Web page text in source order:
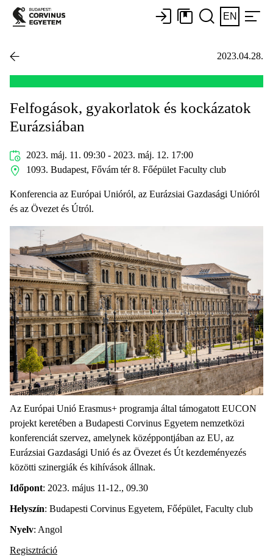
EN
2023.04.28.
Felfogások, gyakorlatok és kockázatok
Eurázsiában
2023. máj. 11. 09:30 - 2023. máj. 12. 17:00
1093. Budapest, Fővám tér 8. Főépület Faculty club
Konferencia az Európai Unióról, az Eurázsiai Gazdasági Unióról
és az Övezet és Útról.
Az Európai Unió Erasmus+ programja által támogatott EUCON
projekt keretében a Budapesti Corvinus Egyetem nemzetközi
konferenciát szervez, amelynek középpontjában az EU, az
Eurázsiai Gazdasági Unió és az Övezet és Út kezdeményezés
közötti szinergiák és kihívások állnak.
Időpont: 2023. május 11-12., 09.30
Helyszín: Budapesti Corvinus Egyetem, Főépület, Faculty club
Nyelv: Angol
Regisztráció